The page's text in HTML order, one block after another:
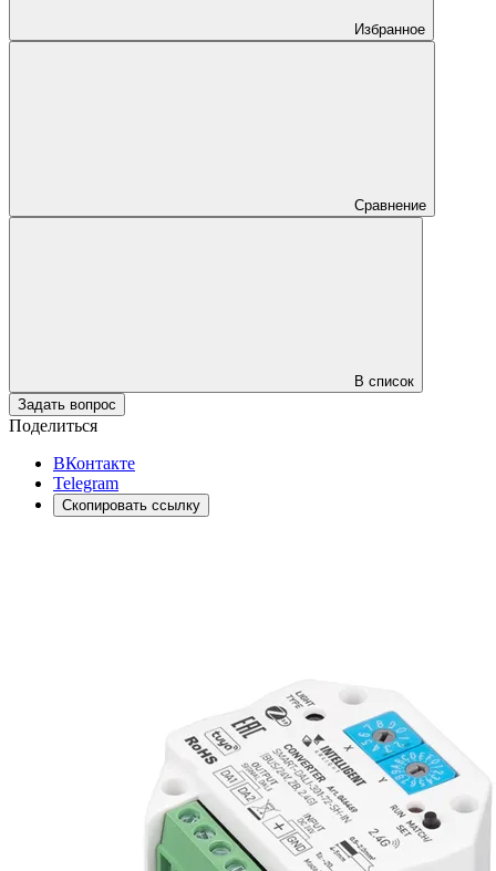
Избранное
Сравнение
В список
Задать вопрос
Поделиться
ВКонтакте
Telegram
Скопировать ссылку